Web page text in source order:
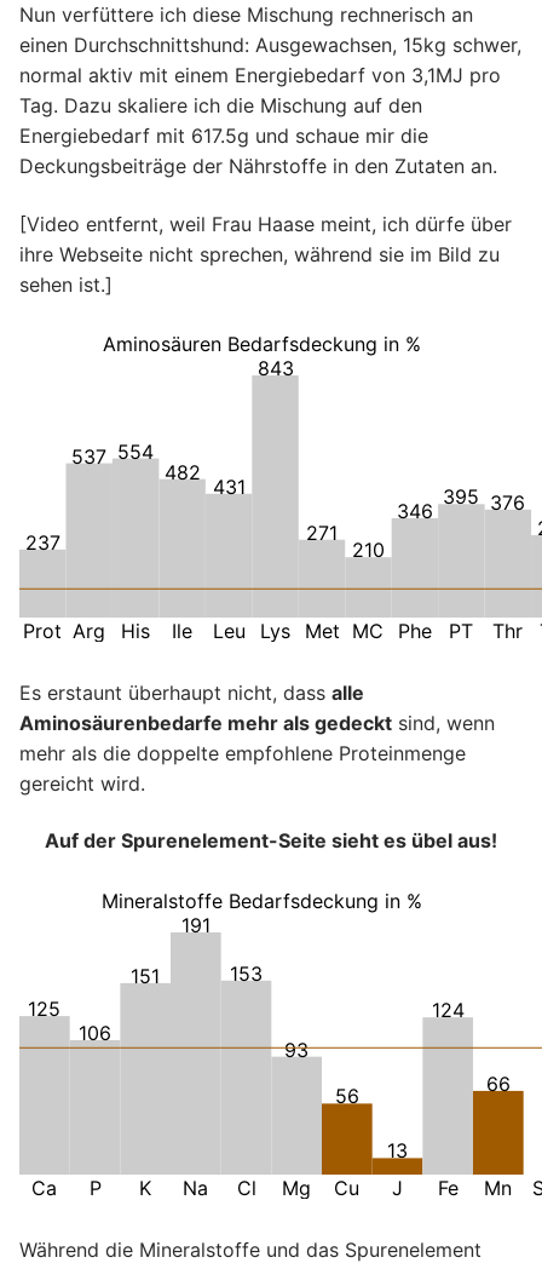
Nun verfüttere ich diese Mischung rechnerisch an
einen Durchschnittshund: Ausgewachsen, 15kg schwer,
normal aktiv mit einem Energiebedarf von 3,1MJ pro
Tag. Dazu skaliere ich die Mischung auf den
Energiebedarf mit 617.5g und schaue mir die
Deckungsbeiträge der Nährstoffe in den Zutaten an.
[Video entfernt, weil Frau Haase meint, ich dürfe über
ihre Webseite nicht sprechen, während sie im Bild zu
sehen ist.]
Aminosäuren Bedarfsdeckung in %
237
Prot
537
Arg
554
His
482
Ile
431
Leu
843
Lys
271
Met
210
MC
346
Phe
395
PT
376
Thr
Es erstaunt überhaupt nicht, dass alle
Aminosäurenbedarfe mehr als gedeckt sind, wenn
mehr als die doppelte empfohlene Proteinmenge
gereicht wird.
Auf der Spurenelement-Seite sieht es übel aus!
Mineralstoffe Bedarfsdeckung in %
125
Ca
106
P
151
K
191
Na
153
Cl
93
Mg
56
Cu
13
J
124
Fe
66
Mn
Während die Mineralstoffe und das Spurenelement